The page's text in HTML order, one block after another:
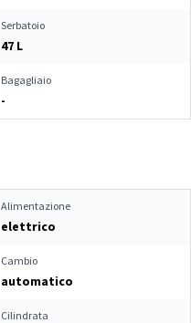
Serbatoio
47 L
Bagagliaio
-
Alimentazione
elettrico
Cambio
automatico
Cilindrata